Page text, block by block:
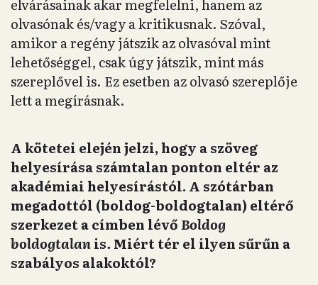
elvárásainak akar megfelelni, hanem az
olvasónak és/vagy a kritikusnak. Szóval,
amikor a regény játszik az olvasóval mint
lehetőséggel, csak úgy játszik, mint más
szereplővel is. Ez esetben az olvasó szereplője
lett a megírásnak.
A kötetei elején jelzi, hogy a szöveg
helyesírása számtalan ponton eltér az
akadémiai helyesírástól. A szótárban
megadottól (boldog-boldogtalan) eltérő
szerkezet a címben lévőBoldog
boldogtalanis.Miért tér el ilyen sűrűn a
szabályos alakoktól?